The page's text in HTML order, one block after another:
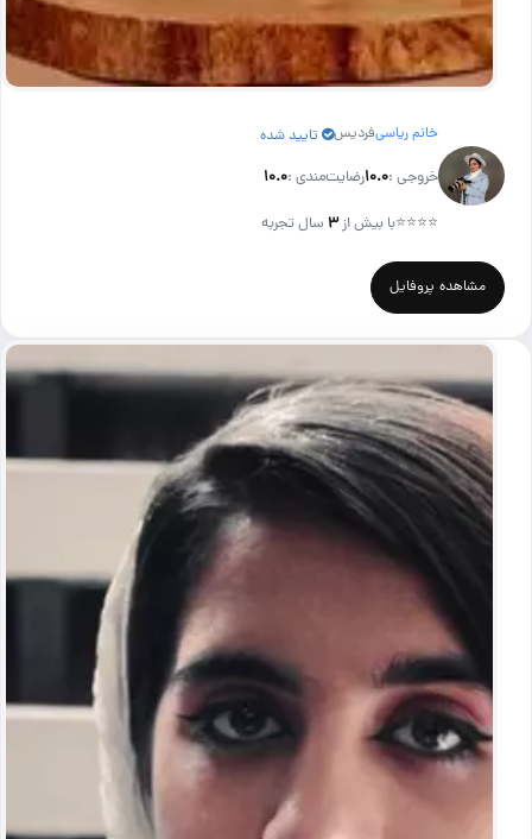
خانم ریاسیفردیس تایید شده
خروجی :۱۰.۰رضایت‌مندی :۱۰.۰
⭐⭐⭐⭐با بیش از۳ سال تجربه
مشاهده پروفایل